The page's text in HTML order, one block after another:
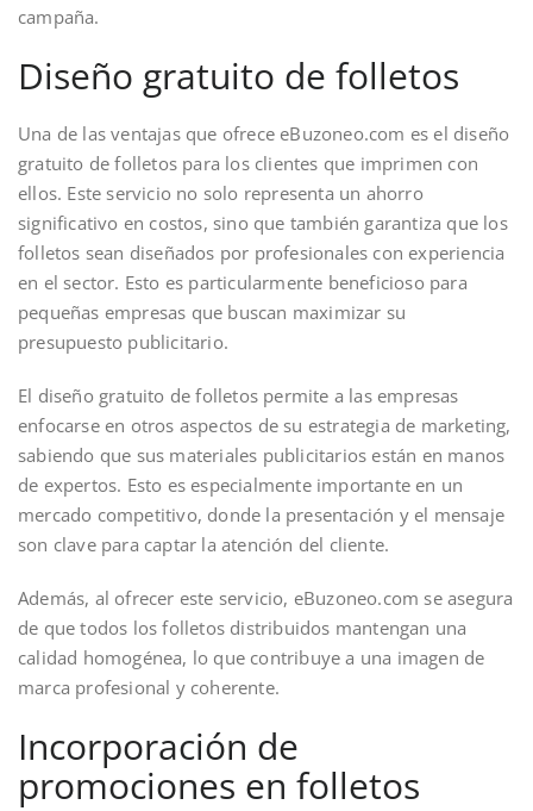
campaña.
Diseño gratuito de folletos
Una de las ventajas que ofrece eBuzoneo.com es el diseño
gratuito de folletos para los clientes que imprimen con
ellos. Este servicio no solo representa un ahorro
significativo en costos, sino que también garantiza que los
folletos sean diseñados por profesionales con experiencia
en el sector. Esto es particularmente beneficioso para
pequeñas empresas que buscan maximizar su
presupuesto publicitario.
El diseño gratuito de folletos permite a las empresas
enfocarse en otros aspectos de su estrategia de marketing,
sabiendo que sus materiales publicitarios están en manos
de expertos. Esto es especialmente importante en un
mercado competitivo, donde la presentación y el mensaje
son clave para captar la atención del cliente.
Además, al ofrecer este servicio, eBuzoneo.com se asegura
de que todos los folletos distribuidos mantengan una
calidad homogénea, lo que contribuye a una imagen de
marca profesional y coherente.
Incorporación de
promociones en folletos